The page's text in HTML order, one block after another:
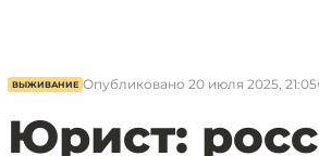
ВЫЖИВАНИЕ Опубликовано 20 июля 2025, 21:05
Юрист: